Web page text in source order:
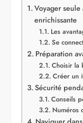
Voyager seule
enrichissante
Les
Se
Préparation
Choisir la
Créer un
Sécurité
Conseils
Numéros